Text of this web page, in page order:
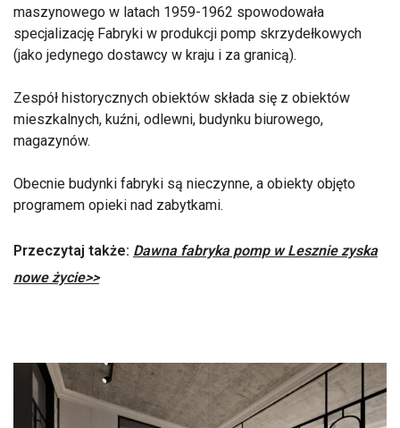
maszynowego w latach 1959-1962 spowodowała
specjalizację Fabryki w produkcji pomp skrzydełkowych
(jako jedynego dostawcy w kraju i za granicą).
Zespół historycznych obiektów składa się z obiektów
mieszkalnych, kuźni, odlewni, budynku biurowego,
magazynów.
Obecnie budynki fabryki są nieczynne, a obiekty objęto
programem opieki nad zabytkami.
Przeczytaj także: Dawna fabryka pomp w Lesznie zyska
nowe życie>>